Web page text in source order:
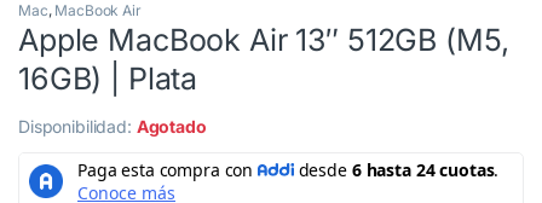
Mac, MacBook Air
Apple MacBook Air 13″ 512GB (M5,
16GB) | Plata
Disponibilidad: Agotado